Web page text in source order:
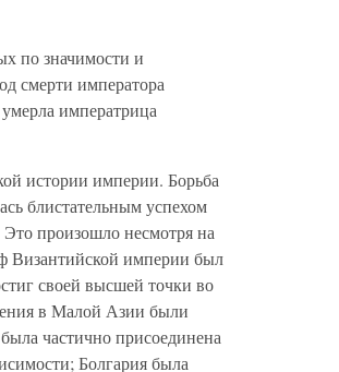
по значимости и
смерти императора
императрица
истории империи. Борьба
блистательным успехом
произошло несмотря на
Византийской империи был
своей высшей точки во
в Малой Азии были
частично присоединена
Болгария была